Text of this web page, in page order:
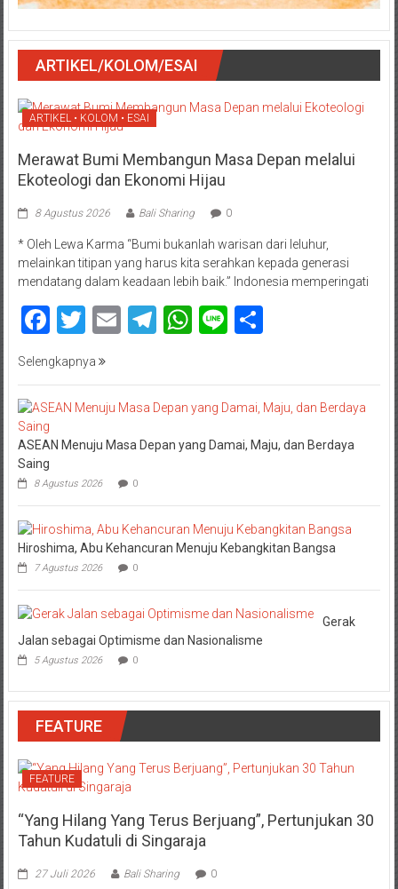
ARTIKEL/KOLOM/ESAI
ARTIKEL • KOLOM • ESAI
Merawat Bumi Membangun Masa Depan melalui
Ekoteologi dan Ekonomi Hijau
8 Agustus 2026 Bali Sharing 0
* Oleh Lewa Karma “Bumi bukanlah warisan dari leluhur,
melainkan titipan yang harus kita serahkan kepada generasi
mendatang dalam keadaan lebih baik.” Indonesia memperingati
Facebook
Twitter
EmailTelegram
WhatsApp
LineShare
Selengkapnya
ASEAN Menuju Masa Depan yang Damai, Maju, dan Berdaya
Saing
8 Agustus 2026 0
Hiroshima, Abu Kehancuran Menuju Kebangkitan Bangsa
7 Agustus 2026 0
Gerak
Jalan sebagai Optimisme dan Nasionalisme
5 Agustus 2026 0
FEATURE
FEATURE
“Yang Hilang Yang Terus Berjuang”, Pertunjukan 30
Tahun Kudatuli di Singaraja
27 Juli 2026 Bali Sharing 0